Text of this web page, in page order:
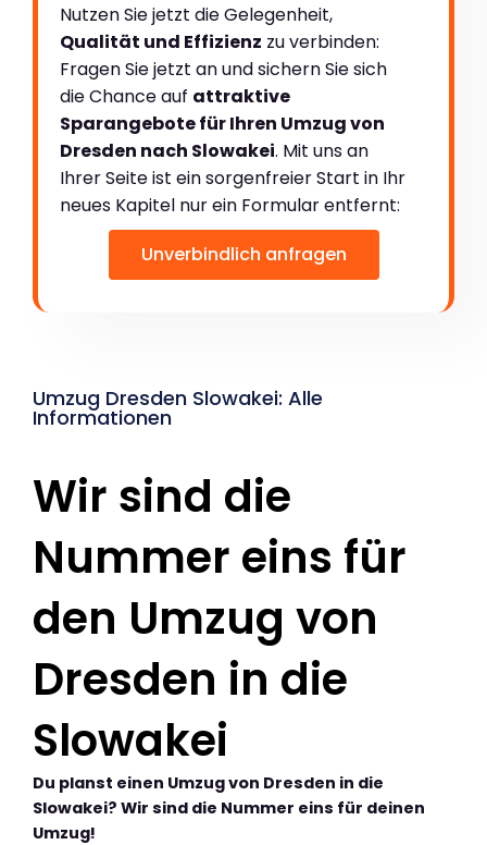
Nutzen Sie jetzt die Gelegenheit,
Qualität und Effizienz zu verbinden:
Fragen Sie jetzt an und sichern Sie sich
die Chance auf attraktive
Sparangebote für Ihren Umzug von
Dresden nach Slowakei. Mit uns an
Ihrer Seite ist ein sorgenfreier Start in Ihr
neues Kapitel nur ein Formular entfernt:
Unverbindlich anfragen
Umzug Dresden Slowakei: Alle
Informationen
Wir sind die
Nummer eins für
den Umzug von
Dresden in die
Slowakei
Du planst einen Umzug von Dresden in die
Slowakei? Wir sind die Nummer eins für deinen
Umzug!